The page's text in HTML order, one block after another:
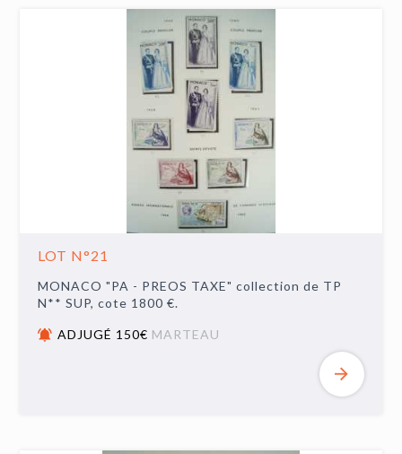
LOT N°21
MONACO "PA - PREOS TAXE" collection de TP
N** SUP, cote 1800 €.
ADJUGÉ 150€ MARTEAU